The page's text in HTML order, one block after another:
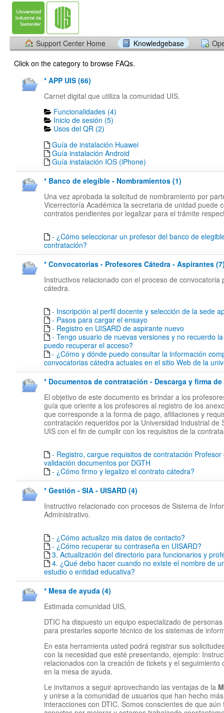
Support Center Home Knowledgebase
Click on the category to browse FAQs.
* APP UIS (66)
Carnet digital que utiliza la comunidad UIS.
Funcionalidades (4)
Inicio de sesión (5)
Usos del QR (2)
Guía de instalación Huawei
Guía instalación Android
Guía instalación IOS (iPhone)
* Banco de elegible - Nombramientos (1)
Una vez aprobada la solicitud de nombramiento por
Vicerrectoría Académica la secretaria de unidad puede
contratos pendientes por legalizar para el trámite
- ¿Cómo seleccionar un profesor del banco de
contratación?
* Convocatorias - Profesores Cátedra - Aspirantes
Instructivos relacionado con el proceso de convocatoria
cátedra.
- Inscripción al perfil docente y selección de la sede
- Pasos para cargar el ensayo
- Registro en UISARD de aspirante nuevo
- Tengo usuario de nuevas versiones y no recuerdo
puedo recuperar el acceso?
- ¿Cómo y dónde puedo consultar la información
convocatorias cátedra actuales en el sitio Web de la
* Documentos de contratación - Descarga y firma
El objetivo de este documento es brindar a los
guía que oriente a los profesores al registro de los
que corresponde a la forma de pago, afiliaciones y
contratación requeridos por la Universidad Industrial de
UIS con el fin de cumplir con los requisitos de la
- Registro, cargue requisitos de contratación Profesor
validación documentos por DGTH
- ¿Cómo firmo y legalizo el contrato cátedra?
* Gestión - SIA - UISARD (4)
Instructivo relacionado con procesos de Sistema de
Administrativo.
- ¿Cómo actualizo mis datos de contacto?
- ¿Cómo recuperar su contraseña en UISARD?
3. Actualización del directorio para funcionarios y
4. ¿Qué debo hacer cuando no existe el nombre de
estudio o entidad educativa?
* Mesa de ayuda (4)
Estimada comunidad UIS,
DTIC ha dispuesto un equipo especializado de
para prestarles soporte técnico de los sistemas de
En esta herramienta usted podrá registrar sus
con la necesidad que esté presentando, ejemplo:
relacionados con la creación de tickets y el seguimiento
en la mesa de ayuda.
Le invitamos a seguir aprovechando las ventajas de la
y unirse a la comunidad de usuarios que han hecho
interacciones con DTIC. Somos conscientes de que aún